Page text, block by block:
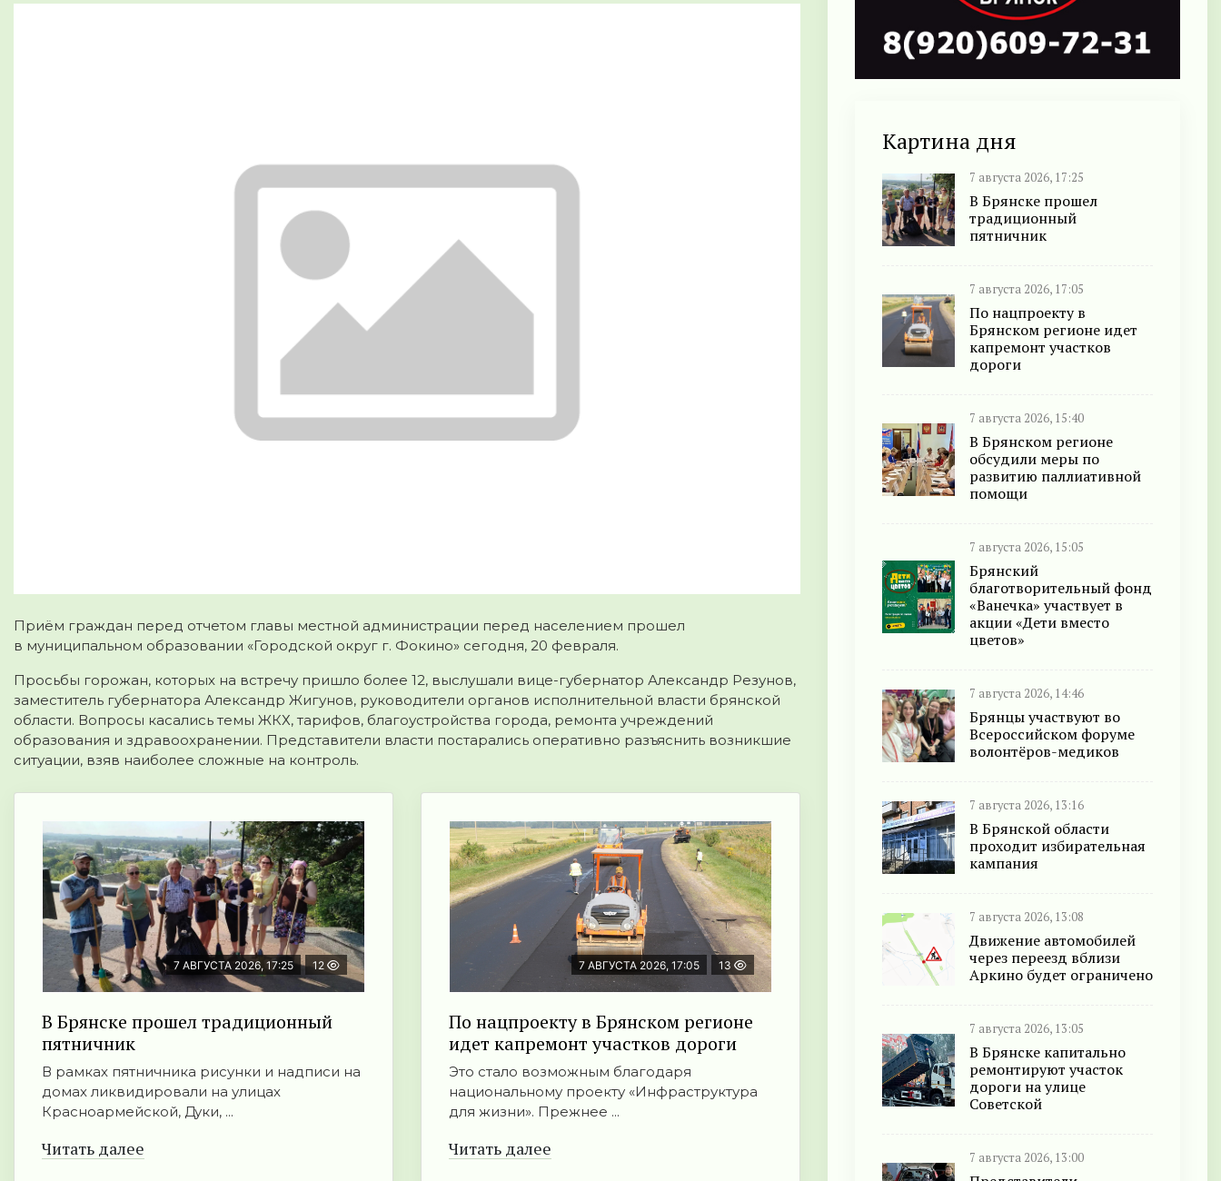
Приём граждан перед отчетом главы местной администрации перед населением прошел
в муниципальном образовании «Городской округ г. Фокино» сегодня, 20 февраля.
Просьбы горожан, которых на встречу пришло более 12, выслушали вице-губернатор Александр Резунов,
заместитель губернатора Александр Жигунов, руководители органов исполнительной власти брянской
области. Вопросы касались темы ЖКХ, тарифов, благоустройства города, ремонта учреждений
образования и здравоохранении. Представители власти постарались оперативно разъяснить возникшие
ситуации, взяв наиболее сложные на контроль.
7 АВГУСТА 2026, 17:25 12
В Брянске прошел традиционный
пятничник
В рамках пятничника рисунки и надписи на
домах ликвидировали на улицах
Красноармейской, Дуки, ...
Читать далее
7 АВГУСТА 2026, 17:05 13
По нацпроекту в Брянском регионе
идет капремонт участков дороги
Это стало возможным благодаря
национальному проекту «Инфраструктура
для жизни». Прежнее ...
Читать далее
Картина дня
7 августа 2026, 17:25
В Брянске прошел
традиционный
пятничник
7 августа 2026, 17:05
По нацпроекту в
Брянском регионе идет
капремонт участков
дороги
7 августа 2026, 15:40
В Брянском регионе
обсудили меры по
развитию паллиативной
помощи
7 августа 2026, 15:05
Брянский
благотворительный фонд
«Ванечка» участвует в
акции «Дети вместо
цветов»
7 августа 2026, 14:46
Брянцы участвуют во
Всероссийском форуме
волонтёров-медиков
7 августа 2026, 13:16
В Брянской области
проходит избирательная
кампания
7 августа 2026, 13:08
Движение автомобилей
через переезд вблизи
Аркино будет ограничено
7 августа 2026, 13:05
В Брянске капитально
ремонтируют участок
дороги на улице
Советской
7 августа 2026, 13:00